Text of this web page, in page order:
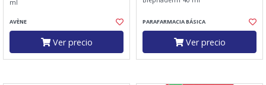
ml
AVÈNE
Ver precio
PARAFARMACIA BÁSICA
Ver precio